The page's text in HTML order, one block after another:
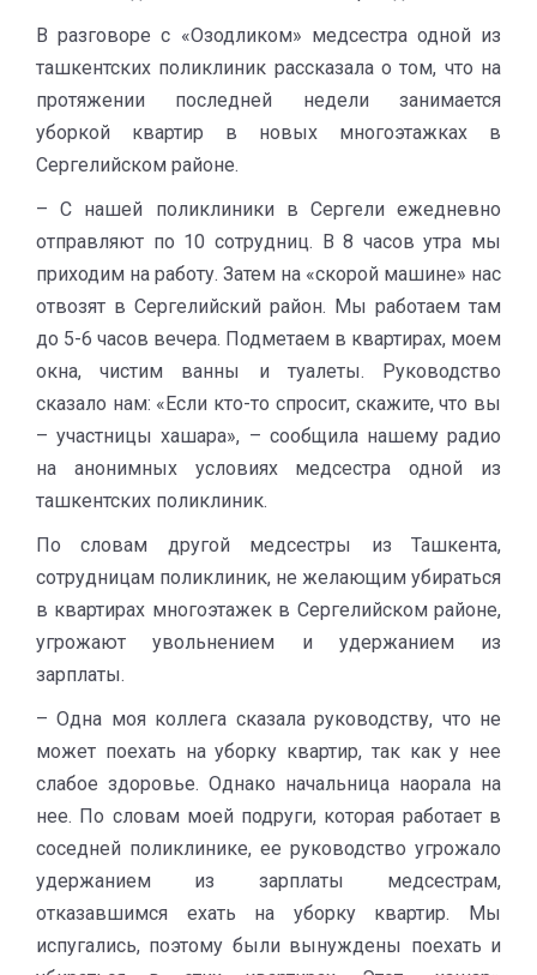
В разговоре с «Озодликом» медсестра одной из
ташкентских поликлиник рассказала о том, что на
протяжении последней недели занимается
уборкой квартир в новых многоэтажках в
Сергелийском районе.
– С нашей поликлиники в Сергели ежедневно
отправляют по 10 сотрудниц. В 8 часов утра мы
приходим на работу. Затем на «скорой машине» нас
отвозят в Сергелийский район. Мы работаем там
до 5-6 часов вечера. Подметаем в квартирах, моем
окна, чистим ванны и туалеты. Руководство
сказало нам: «Если кто-то спросит, скажите, что вы
– участницы хашара», – сообщила нашему радио
на анонимных условиях медсестра одной из
ташкентских поликлиник.
По словам другой медсестры из Ташкента,
сотрудницам поликлиник, не желающим убираться
в квартирах многоэтажек в Сергелийском районе,
угрожают увольнением и удержанием из
зарплаты.
– Одна моя коллега сказала руководству, что не
может поехать на уборку квартир, так как у нее
слабое здоровье. Однако начальница наорала на
нее. По словам моей подруги, которая работает в
соседней поликлинике, ее руководство угрожало
удержанием из зарплаты медсестрам,
отказавшимся ехать на уборку квартир. Мы
испугались, поэтому были вынуждены поехать и